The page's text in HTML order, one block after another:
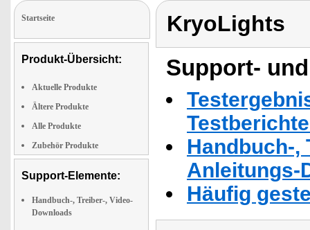
Startseite
Produkt-Übersicht:
Aktuelle Produkte
Ältere Produkte
Alle Produkte
Zubehör Produkte
Support-Elemente:
Handbuch-, Treiber-, Video-
Downloads
KryoLights
Support-
Handbuch-,
Anleitungs-
Häufig